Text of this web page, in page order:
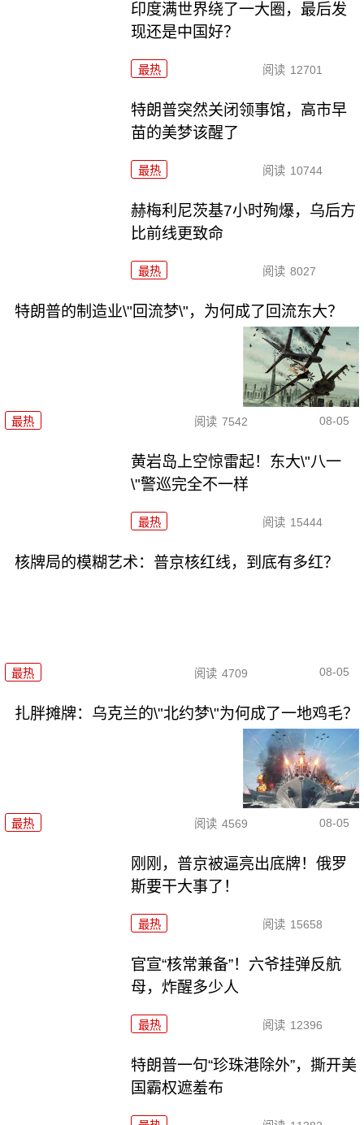
印度满世界绕了一大圈，最后发
现还是中国好？
最热 阅读 12701
特朗普突然关闭领事馆，高市早
苗的美梦该醒了
最热 阅读 10744
赫梅利尼茨基7小时殉爆，乌后方
比前线更致命
最热 阅读 8027
特朗普的制造业\"回流梦\"，为何成了回流东大？
最热 阅读 7542 08-05
黄岩岛上空惊雷起！东大\"八一
\"警巡完全不一样
最热 阅读 15444
核牌局的模糊艺术：普京核红线，到底有多红？
最热 阅读 4709 08-05
扎胖摊牌：乌克兰的\"北约梦\"为何成了一地鸡毛？
最热 阅读 4569 08-05
刚刚，普京被逼亮出底牌！俄罗
斯要干大事了！
最热 阅读 15658
官宣“核常兼备”！六爷挂弹反航
母，炸醒多少人
最热 阅读 12396
特朗普一句“珍珠港除外”，撕开美
国霸权遮羞布